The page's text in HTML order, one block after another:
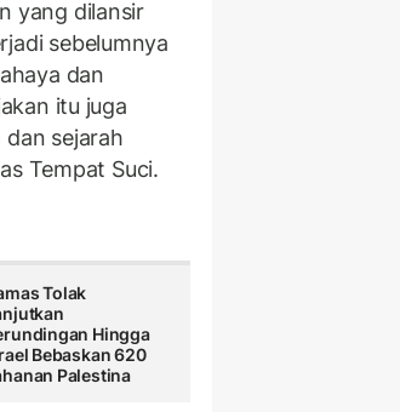
yang dilansir
sebelumnya
dan
itu juga
sejarah
Tempat Suci.
Tolak
Hingga
Bebaskan 620
Palestina